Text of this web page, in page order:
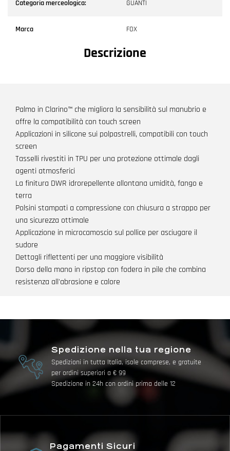
Categoria merceologica: GUANTI
Marca FOX
Descrizione
Palmo in Clarino™ che migliora la sensibilità sul manubrio e
offre la compatibilità con touch screen
Applicazioni in silicone sui polpastrelli, compatibili con touch
screen
Tasselli rivestiti in TPU per una protezione ottimale dagli
agenti atmosferici
La finitura DWR idrorepellente allontana umidità, fango e
terra
Polsini stampati a compressione con chiusura a strappo per
una sicurezza ottimale
Applicazione in microcamoscio sul pollice per asciugare il
sudore
Dettagli riflettenti per una maggiore visibilità
Dorso della mano in ripstop con fodera in pile che combina
resistenza all'abrasione e calore
Spedizione nella tua regione
Spedizioni in tutta Italia, isole comprese, e gratuite
per ordini superiori a € 99
Spedizione in 24h con ordini prima delle 12
Pagamenti Sicuri